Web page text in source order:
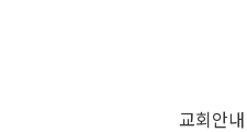
교회안내